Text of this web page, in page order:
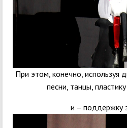
При этом, конечно, используя
песни, танцы,
и – поддержку